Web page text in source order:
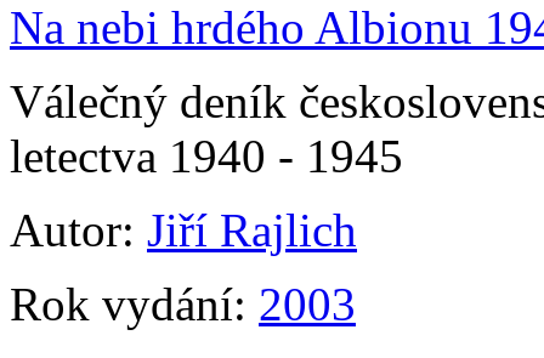
Na nebi hrdého Albionu
Válečný deník
letectva 1940 - 1945
Autor: Jiří Rajlich
Rok vydání: 2003